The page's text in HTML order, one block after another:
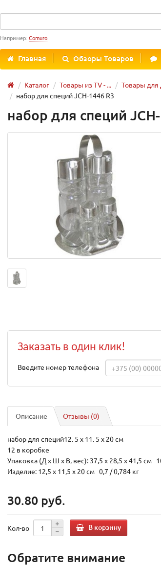
Например: Comuro
Главная Обзоры Товаров
Каталог Товары из TV - ... Товары для
набор для специй JCH-1446 R3
набор для специй
Заказать в один клик!
Введите номер телефона
Описание Отзывы (0)
набор для специй12. 5 x 11. 5 x 20 см
12 в коробке
Упаковка (Д х Ш х В, вес): 37,5 x 28,5 x 41,5 см
Изделие: 12,5 x 11,5 x 20 см 0,7 / 0,784 кг
30.80 руб.
Кол-во В корзину
Обратите внимание